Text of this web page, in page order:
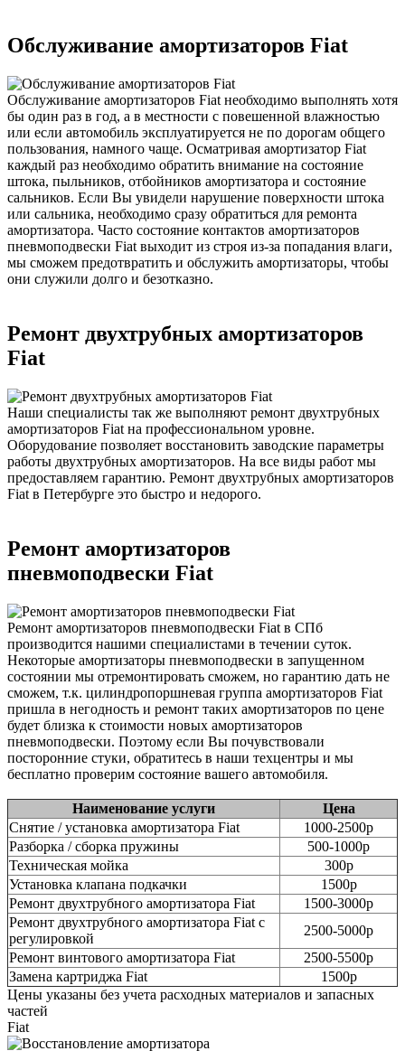
Обслуживание амортизаторов Fiat
Обслуживание амортизаторов Fiat необходимо выполнять хотя
бы один раз в год, а в местности с повешенной влажностью
или если автомобиль эксплуатируется не по дорогам общего
пользования, намного чаще. Осматривая амортизатор Fiat
каждый раз необходимо обратить внимание на состояние
штока, пыльников, отбойников амортизатора и состояние
сальников. Если Вы увидели нарушение поверхности штока
или сальника, необходимо сразу обратиться для ремонта
амортизатора. Часто состояние контактов амортизаторов
пневмоподвески Fiat выходит из строя из-за попадания влаги,
мы сможем предотвратить и обслужить амортизаторы, чтобы
они служили долго и безотказно.
Ремонт двухтрубных амортизаторов
Fiat
Наши специалисты так же выполняют ремонт двухтрубных
амортизаторов Fiat на профессиональном уровне.
Оборудование позволяет восстановить заводские параметры
работы двухтрубных амортизаторов. На все виды работ мы
предоставляем гарантию. Ремонт двухтрубных амортизаторов
Fiat в Петербурге это быстро и недорого.
Ремонт амортизаторов
пневмоподвески Fiat
Ремонт амортизаторов пневмоподвески Fiat в СПб
производится нашими специалистами в течении суток.
Некоторые амортизаторы пневмоподвески в запущенном
состоянии мы отремонтировать сможем, но гарантию дать не
сможем, т.к. цилиндропоршневая группа амортизаторов Fiat
пришла в негодность и ремонт таких амортизаторов по цене
будет близка к стоимости новых амортизаторов
пневмоподвески. Поэтому если Вы почувствовали
посторонние стуки, обратитесь в наши техцентры и мы
бесплатно проверим состояние вашего автомобиля.
Наименование услуги
Цена
Снятие / установка амортизатора Fiat
1000-2500р
Разборка / сборка пружины
500-1000р
Техническая мойка
300р
Установка клапана подкачки
1500р
Ремонт двухтрубного амортизатора Fiat
1500-3000р
Ремонт двухтрубного амортизатора Fiat с
регулировкой
2500-5000р
Ремонт винтового амортизатора Fiat
2500-5500р
Замена картриджа Fiat
1500р
Цены указаны без учета расходных материалов и запасных
частей
Fiat